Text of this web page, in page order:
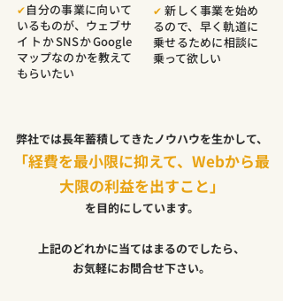
✔︎自分の事業に向いて
いるものが、ウェブサ
イトかSNSかGoogle
マップなのかを教えて
もらいたい
✔︎ 新しく事業を始め
るので、早く軌道に
乗せるために相談に
乗って欲しい
弊社では長年蓄積してきたノウハウを生かして、
「経費を最小限に抑えて、Webから最
大限の利益を出すこと」
を目的にしています。
上記のどれかに当てはまるのでしたら、
お気軽にお問合せ下さい。